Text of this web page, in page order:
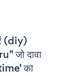
(diy)
जो दावा
का